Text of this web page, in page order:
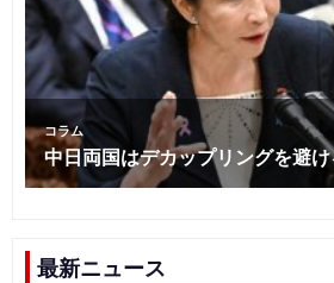
最新ニュース